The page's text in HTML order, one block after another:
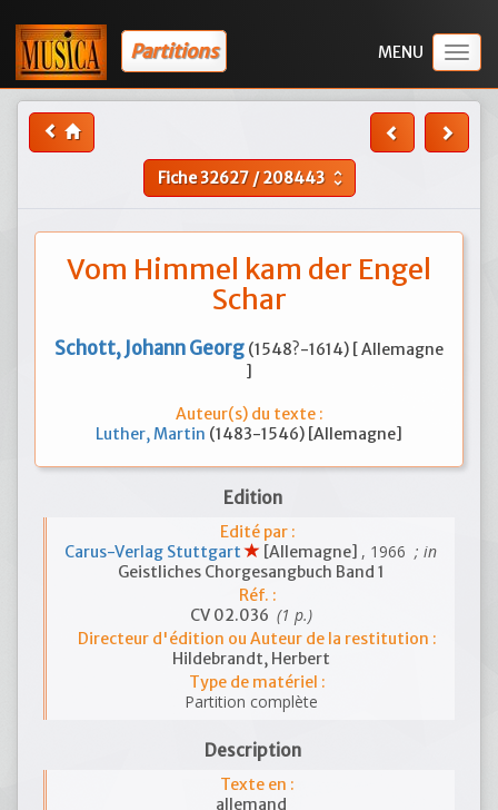
Partitions
Fiche32627/208443 unfold_more
Vom Himmel kam der Engel
Schar
Schott, Johann Georg (1548?-1614) [ Allemagne
]
Auteur(s) du texte :
Luther, Martin (1483-1546) [Allemagne]
Edition
Edité par :
Carus-Verlag Stuttgart
[Allemagne] , 1966 ; in
Geistliches Chorgesangbuch Band 1
Réf. :
CV 02.036 (1 p.)
Directeur d'édition ou Auteur de la restitution :
Hildebrandt, Herbert
Type de matériel :
Partition complète
Description
Texte en :
allemand